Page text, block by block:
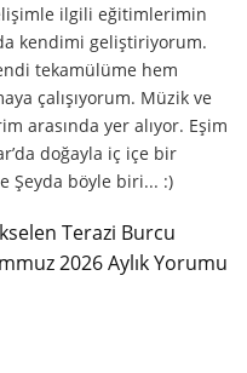
ilgili eğitimlerimin
kendimi geliştiriyorum.
tekamülüme hem
çalışıyorum. Müzik ve
arasında yer alıyor. Eşim
doğayla iç içe bir
Şeyda böyle biri... :)
Terazi Burcu
2026 Aylık Yorumu